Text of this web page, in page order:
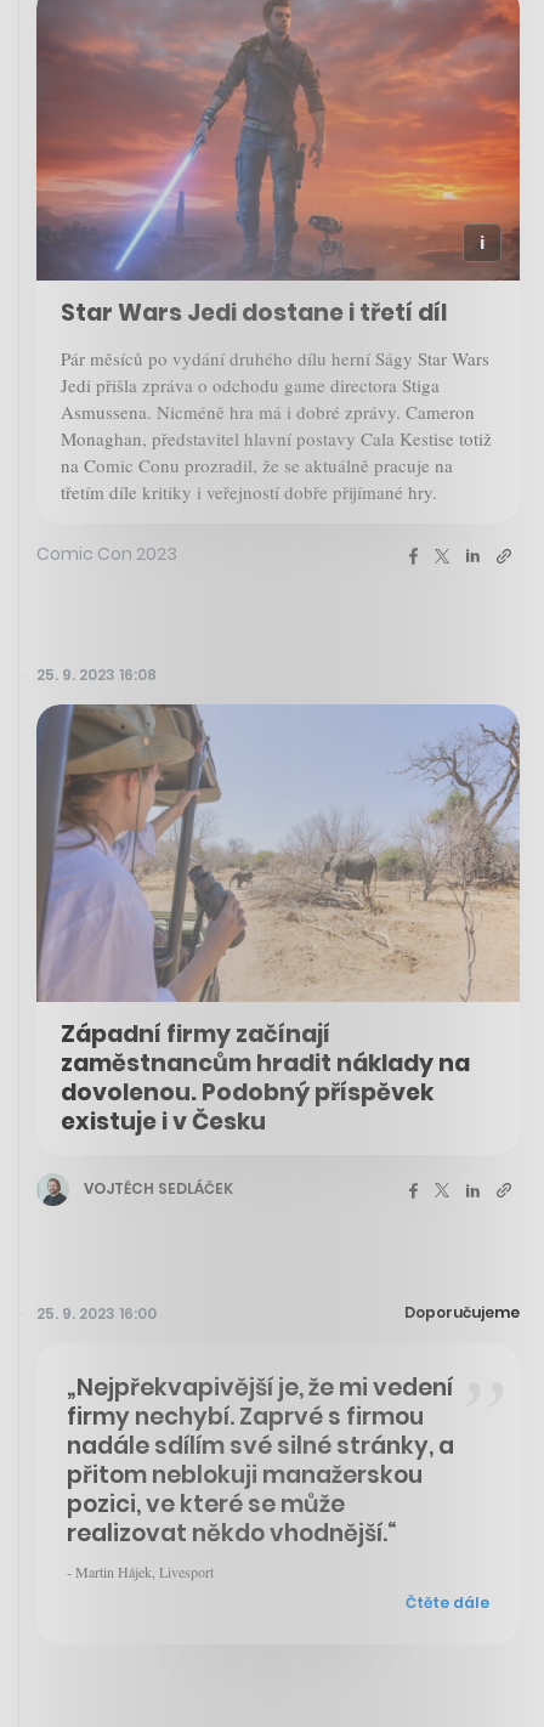
Star Wars Jedi dostane i třetí díl
Pár měsíců po vydání druhého dílu herní Ságy Star Wars
Jedi přišla zpráva o odchodu game directora Stiga
Asmussena. Nicméně hra má i dobré zprávy. Cameron
Monaghan, představitel hlavní postavy Cala Kestise totiž
na Comic Conu prozradil, že se aktuálně pracuje na
třetím díle kritiky i veřejností dobře přijímané hry.
Comic Con 2023
25. 9. 2023 16:08
Západní firmy začínají
zaměstnancům hradit náklady na
dovolenou. Podobný příspěvek
existuje i v Česku
VOJTĚCH SEDLÁČEK
25. 9. 2023 16:00 Doporučujeme
„Nejpřekvapivější je, že mi vedení
firmy nechybí. Zaprvé s firmou
nadále sdílím své silné stránky, a
přitom neblokuji manažerskou
pozici, ve které se může
realizovat někdo vhodnější.“
- Martin Hájek, Livesport
Čtěte dále